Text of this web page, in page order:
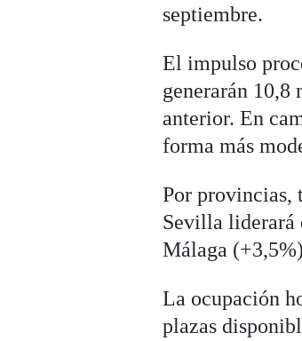
septiembre.
El impulso
generarán 10,8
anterior. En
forma más
Por provincias,
Sevilla liderará
Málaga
La ocupación
plazas